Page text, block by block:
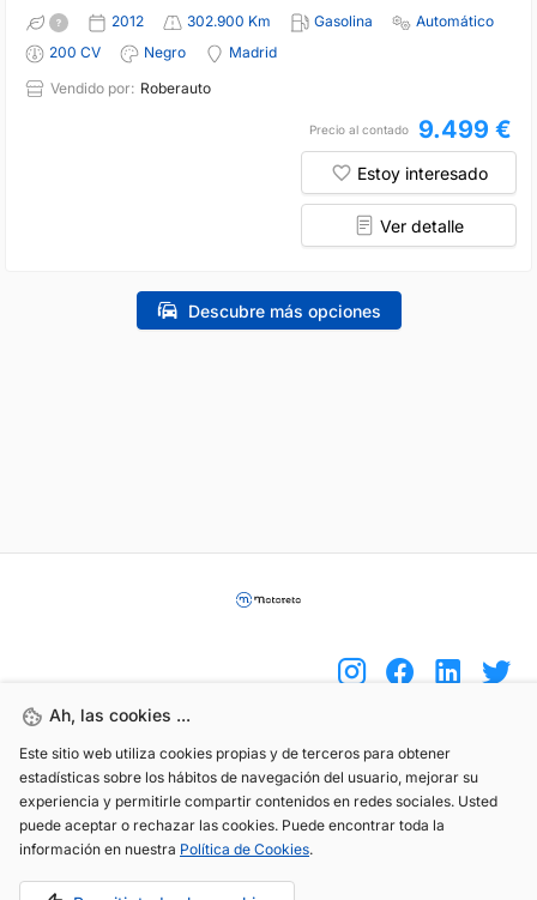
2012 302.900 Km Gasolina
Automático
200 CV
Negro
Madrid
Vendido por: Roberauto
Precio al contado 9.499 €
Estoy interesado
Ver detalle
Descubre más opciones
Ah, las cookies ...
Este sitio web utiliza cookies propias y de terceros para obtener
estadísticas sobre los hábitos de navegación del usuario, mejorar su
experiencia y permitirle compartir contenidos en redes sociales. Usted
puede aceptar o rechazar las cookies. Puede encontrar toda la
información en nuestra Política de Cookies.
(+34) 744 408 070
info@motoreto.com